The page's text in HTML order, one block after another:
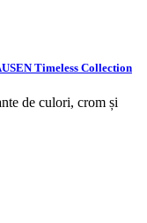
Timeless Collection
de culori, crom și